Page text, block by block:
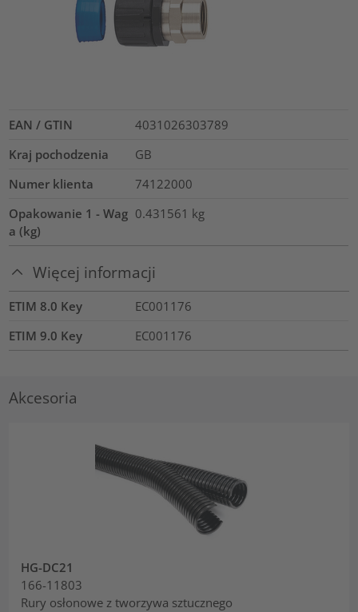
EAN / GTIN
4031026303789
Kraj pochodzenia
GB
Numer klienta
74122000
Opakowanie 1 - Wag
a (kg)
0.431561 kg
Więcej informacji
ETIM 8.0 Key
EC001176
ETIM 9.0 Key
EC001176
Akcesoria
HG-DC21
166-11803
Rury osłonowe z tworzywa sztucznego